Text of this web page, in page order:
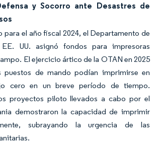
y Socorro ante Desastres de
para el año fiscal 2024, el Departamento de
UU. asignó fondos para impresoras
El ejercicio ártico de la OTAN en 2025
puestos de mando podían imprimirse en
cero en un breve período de tiempo.
proyectos piloto llevados a cabo por el
demostraron la capacidad de imprimir
subrayando la urgencia de las